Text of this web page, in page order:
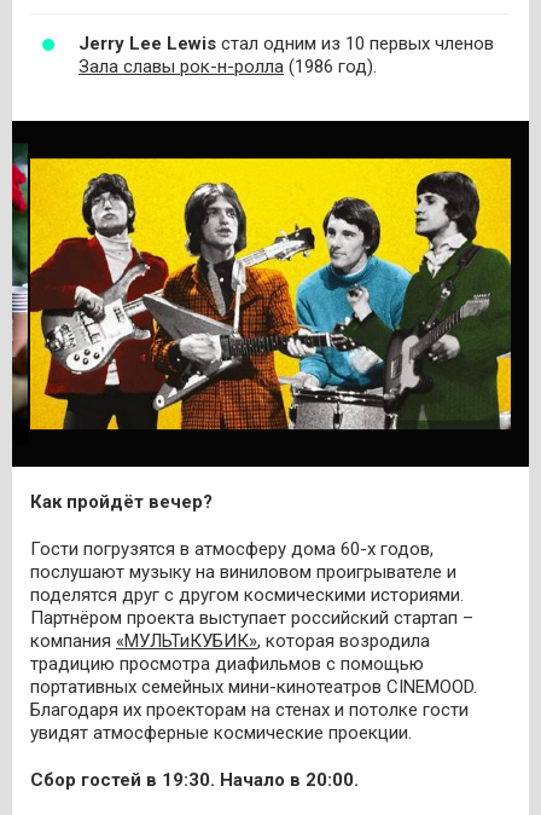
Jerry Lee Lewis стал одним из 10 первых членов
Зала славы рок-н-ролла (1986 год).
Как пройдёт вечер?
Гости погрузятся в атмосферу дома 60-х годов,
послушают музыку на виниловом проигрывателе и
поделятся друг с другом космическими историями.
Партнёром проекта выступает российский стартап –
компания «МУЛЬТиКУБИК», которая возродила
традицию просмотра диафильмов с помощью
портативных семейных мини-кинотеатров CINEMOOD.
Благодаря их проекторам на стенах и потолке гости
увидят атмосферные космические проекции.
Сбор гостей в 19:30. Начало в 20:00.